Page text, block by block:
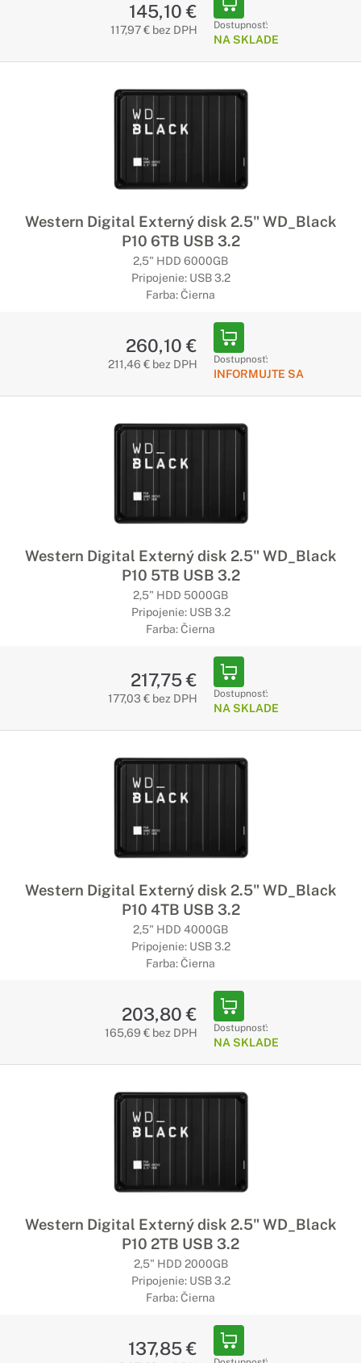
145,10 €
117,97 € bez DPH Dostupnosť:
NA SKLADE
Western Digital Externý disk 2.5" WD_Black
P10 6TB USB 3.2
2,5" HDD 6000GB
Pripojenie: USB 3.2
Farba: Čierna
260,10 €
211,46 € bez DPH Dostupnosť:
INFORMUJTE SA
Western Digital Externý disk 2.5" WD_Black
P10 5TB USB 3.2
2,5" HDD 5000GB
Pripojenie: USB 3.2
Farba: Čierna
217,75 €
177,03 € bez DPH Dostupnosť:
NA SKLADE
Western Digital Externý disk 2.5" WD_Black
P10 4TB USB 3.2
2,5" HDD 4000GB
Pripojenie: USB 3.2
Farba: Čierna
203,80 €
165,69 € bez DPH Dostupnosť:
NA SKLADE
Western Digital Externý disk 2.5" WD_Black
P10 2TB USB 3.2
2,5" HDD 2000GB
Pripojenie: USB 3.2
Farba: Čierna
137,85 €